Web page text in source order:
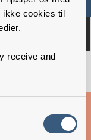
ikke cookies til
receive and